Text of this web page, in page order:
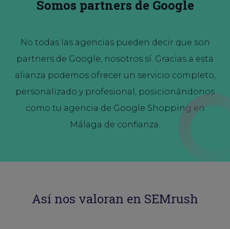
Somos partners de Google
No todas las agencias pueden decir que son
partners de Google, nosotros sí. Gracias a esta
alianza podemos ofrecer un servicio completo,
personalizado y profesional, posicionándonos
como tu agencia de Google Shopping en
Málaga de confianza.
Así nos valoran en SEMrush